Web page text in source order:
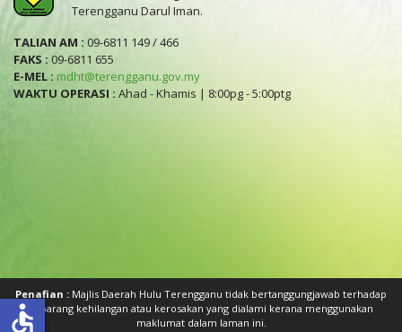
Terengganu Darul Iman.
TALIAN AM : 09-6811 149 / 466
FAKS : 09-6811 655
E-MEL : mdht@terengganu.gov.my
WAKTU OPERASI : Ahad - Khamis | 8:00pg - 5:00ptg
Penafian : Majlis Daerah Hulu Terengganu tidak bertanggungjawab terhadap
sebarang kehilangan atau kerosakan yang dialami kerana menggunakan
maklumat dalam laman ini.
accessible